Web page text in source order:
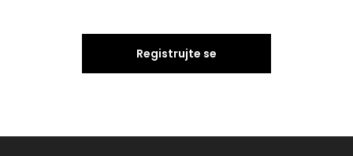
Registrujte se